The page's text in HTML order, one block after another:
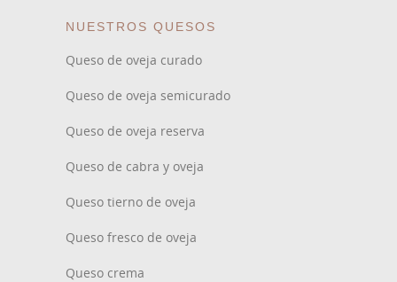
NUESTROS QUESOS
Queso de oveja curado
Queso de oveja semicurado
Queso de oveja reserva
Queso de cabra y oveja
Queso tierno de oveja
Queso fresco de oveja
Queso crema